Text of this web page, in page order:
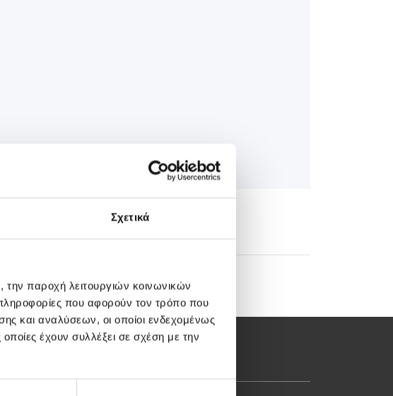
Σχετικά
την παροχή λειτουργιών κοινωνικών
που αφορούν τον τρόπο που
και αναλύσεων, οι οποίοι ενδεχομένως
έχουν συλλέξει σε σχέση με την